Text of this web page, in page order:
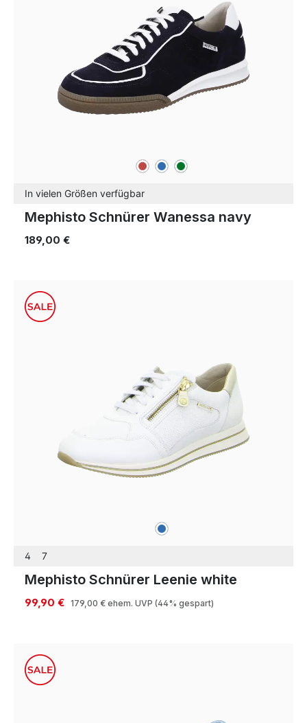
rot blau grün
In vielen Größen verfügbar
Mephisto Schnürer Wanessa navy
189,00 €
blau
4 7
Mephisto Schnürer Leenie white
99,90 € 179,00 € ehem. UVP (44% gespart)